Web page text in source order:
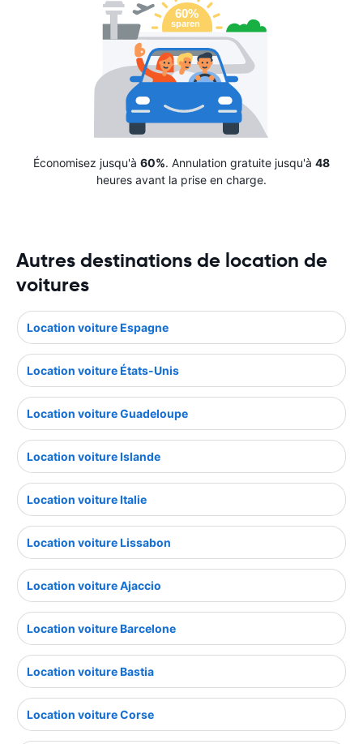
Économisez jusqu'à 60%. Annulation gratuite jusqu'à 48
heures avant la prise en charge.
Autres destinations de location de
voitures
Location voiture Espagne
Location voiture États-Unis
Location voiture Guadeloupe
Location voiture Islande
Location voiture Italie
Location voiture Lissabon
Location voiture Ajaccio
Location voiture Barcelone
Location voiture Bastia
Location voiture Corse